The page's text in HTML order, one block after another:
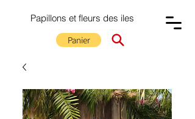
Papillons et fleurs des iles
Panier